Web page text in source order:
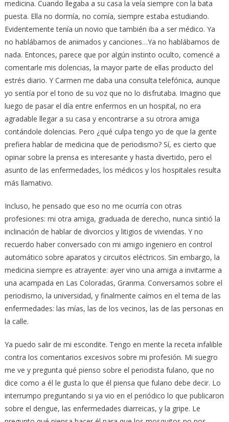
medicina. Cuando llegaba a su casa la veía siempre con la bata
puesta. Ella no dormía, no comía, siempre estaba estudiando.
Evidentemente tenía un novio que también iba a ser médico. Ya
no hablábamos de animados y canciones…Ya no hablábamos de
nada. Entonces, parece que por algún instinto oculto, comencé a
comentarle mis dolencias, la mayor parte de ellas producto del
estrés diario. Y Carmen me daba una consulta telefónica, aunque
yo sentía por el tono de su voz que no lo disfrutaba. Imagino que
luego de pasar el día entre enfermos en un hospital, no era
agradable llegar a su casa y encontrarse a su otrora amiga
contándole dolencias. Pero ¿qué culpa tengo yo de que la gente
prefiera hablar de medicina que de periodismo? Sí, es cierto que
opinar sobre la prensa es interesante y hasta divertido, pero el
asunto de las enfermedades, los médicos y los hospitales resulta
más llamativo.
Incluso, he pensado que eso no me ocurría con otras
profesiones: mi otra amiga, graduada de derecho, nunca sintió la
inclinación de hablar de divorcios y litigios de viviendas. Y no
recuerdo haber conversado con mi amigo ingeniero en control
automático sobre aparatos y circuitos eléctricos. Sin embargo, la
medicina siempre es atrayente: ayer vino una amiga a invitarme a
una acampada en Las Coloradas, Granma. Conversamos sobre el
periodismo, la universidad, y finalmente caímos en el tema de las
enfermedades: las mías, las de los vecinos, las de las personas en
la calle.
Ya puedo salir de mi escondite. Tengo en mente la receta infalible
contra los comentarios excesivos sobre mi profesión. Mi suegro
me ve y pregunta qué pienso sobre el periodista fulano, que no
dice como a él le gusta lo que él piensa que fulano debe decir. Lo
interrumpo preguntando si ya vio en el periódico lo que publicaron
sobre el dengue, las enfermedades diarreicas, y la gripe. Le